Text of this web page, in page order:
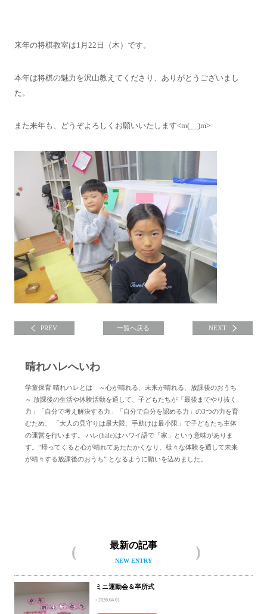
来年の将棋教室は1月22日（木）です。
本年は将棋の魅力を沢山教えてくださり、ありがとうございまし
た。
また来年も、どうぞよろしくお願いいたします<m(__)m>
PREV 一覧へ戻る NEXT
晴れハレへいわ
学童保育 晴れハレとは ～心が晴れる、未来が晴れる、放課後のおうち
～ 放課後の生活や体験活動を通して、子どもたちが「最後までやり抜く
力」「自分で考え解決する力」「自分で自分を認める力」の3つの力を育
むため、 「大人の見守りは最大限、手助けは最小限」で子どもたち主体
の運営を行います。 ハレ(hale)はハワイ語で「家」という意味がありま
す。”帰ってくると心が晴れてあたたかくなり、様々な体験を通して未来
が晴々する放課後のおうち” となるように願いを込めました。
最新の記事
NEW ENTRY
ミニ運動会＆卒所式
2026.04.01